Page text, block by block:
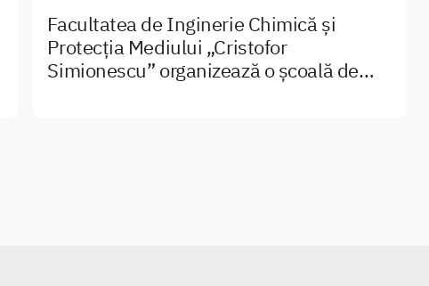
Facultatea de Inginerie Chimică și
Protecția Mediului „Cristofor
Simionescu” organizează o școală de